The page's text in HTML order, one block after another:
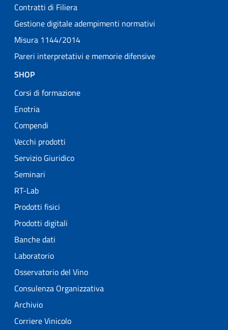
Contratti di Filiera
Gestione digitale adempimenti normativi
Misura 1144/2014
Pareri interpretativi e memorie difensive
SHOP
Corsi di formazione
Enotria
Compendi
Vecchi prodotti
Servizio Giuridico
Seminari
RT-Lab
Prodotti fisici
Prodotti digitali
Banche dati
Laboratorio
Osservatorio del Vino
Consulenza Organizzativa
Archivio
Corriere Vinicolo